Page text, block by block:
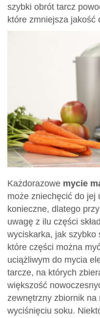
szybki obrót tarcz
które zmniejsza jakość
Każdorazowe mycie
może zniechęcić do jej
konieczne, dlatego
uwagę z ilu części
wyciskarka, jak szybko
które części można
uciążliwym do mycia
tarcze, na których
większość
zewnętrzny zbiornik na
wyciśnięciu soku.